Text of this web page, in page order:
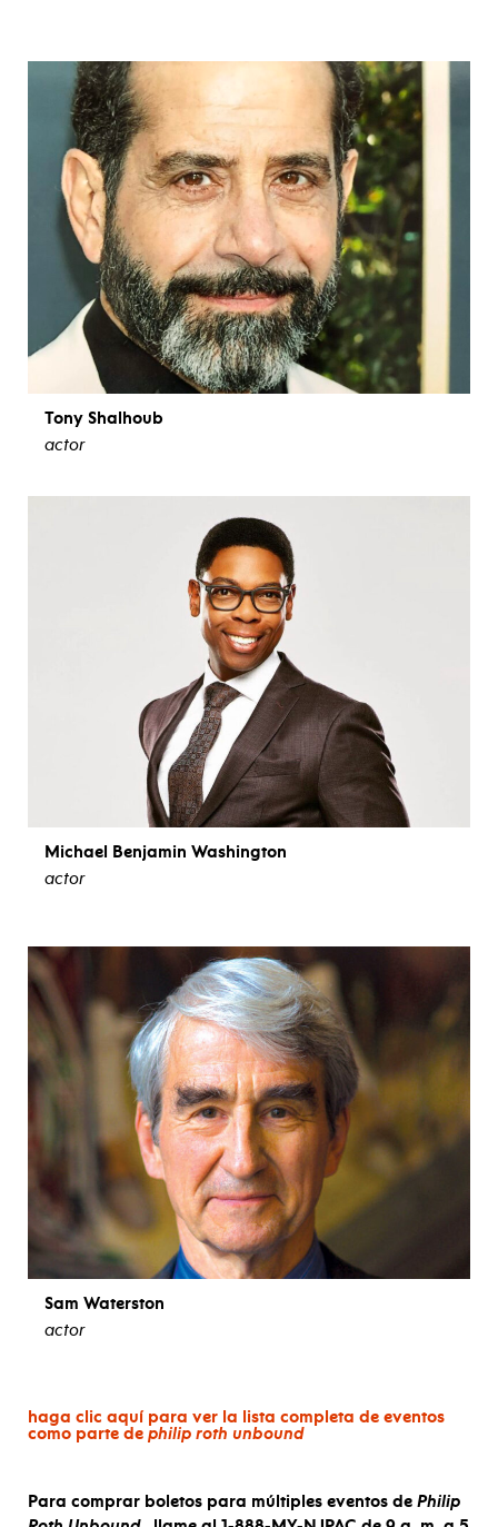
Tony Shalhoub
actor
Michael Benjamin Washington
actor
Sam Waterston
actor
haga clic aquí para ver la lista completa de eventos
como parte de philip roth unbound
Para comprar boletos para múltiples eventos de Philip